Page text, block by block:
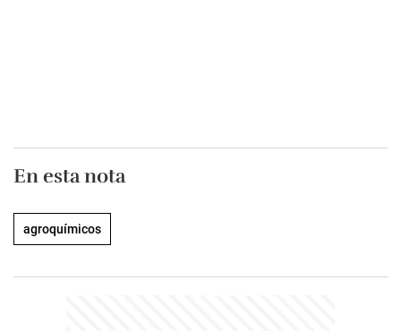
En esta nota
agroquímicos